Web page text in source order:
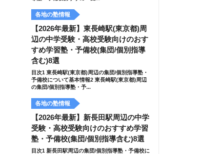
各地の塾情報
【2026年最新】東長崎駅(東京都)周
辺の中学受験・高校受験向けのおす
すめ学習塾・予備校(集団/個別指導
含む)8選
目次1 東長崎駅(東京都)周辺の集団/個別指導塾・
予備校について基本情報2 東長崎駅(東京都)周辺
の集団/個別指導塾・予...
各地の塾情報
【2026年最新】新長田駅周辺の中学
受験・高校受験向けのおすすめ学習
塾・予備校(集団/個別指導含む)8選
目次1 新長田駅周辺の集団/個別指導塾・予備校に